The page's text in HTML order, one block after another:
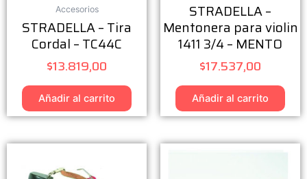
Accesorios
STRADELLA – Tira
Cordal – TC44C
$13.819,00
Añadir al carrito
STRADELLA –
Mentonera para violin
1411 3/4 – MENTO
$17.537,00
Añadir al carrito